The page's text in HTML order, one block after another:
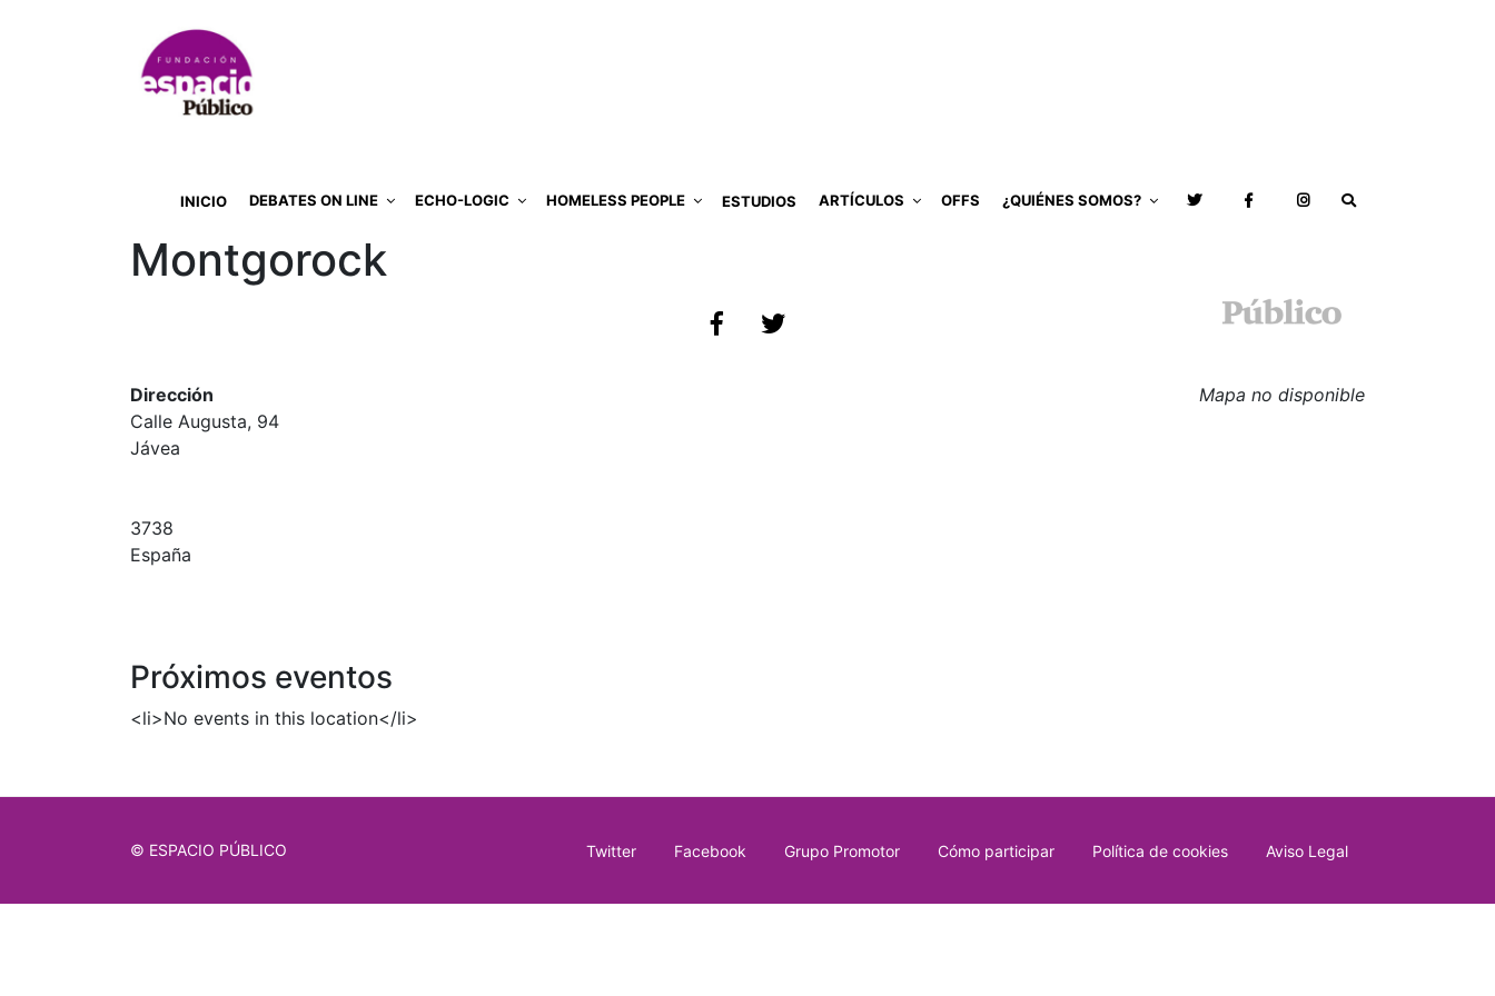
INICIO DEBATES ON LINE ECHO-LOGIC HOMELESS PEOPLE ESTUDIOS ARTÍCULOS OFFS ¿QUIÉNES SOMOS?
Montgorock
Mapa no disponible
Dirección
Calle Augusta, 94
Jávea
3738
España
Próximos eventos
<li>No events in this location</li>
© ESPACIO PÚBLICO Twitter Facebook Grupo Promotor Cómo participar Política de cookies Aviso Legal